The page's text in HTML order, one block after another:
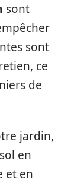
sont
sont
ce
de
jardin,
en
et en